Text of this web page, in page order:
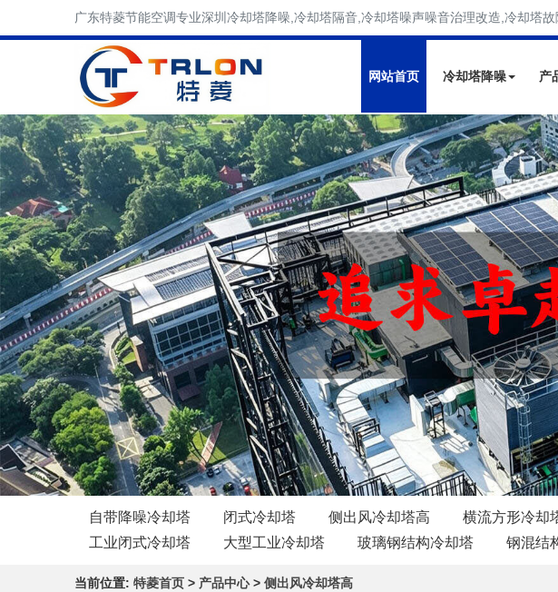
广东特菱节能空调专业深圳冷却塔降噪,冷却塔隔音,冷却塔噪声噪音治理改造,冷却塔
网站首页 冷却塔降噪 产
自带降噪冷却塔 闭式冷却塔 侧出风冷却塔高 横流方形冷却
工业闭式冷却塔
大型工业冷却塔 玻璃钢结构冷却塔 钢混结
当前位置: 特菱首页 > 产品中心> 侧出风冷却塔高